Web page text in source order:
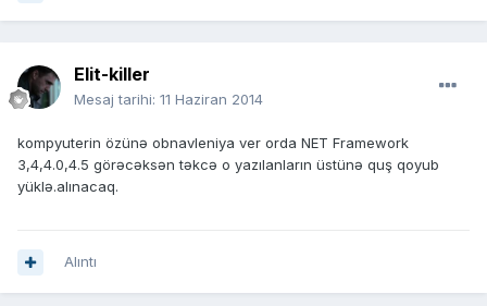
Elit-killer
Mesaj tarihi: 11 Haziran 2014
kompyuterin özünə obnavleniya ver orda NET Framework
3,4,4.0,4.5 görəcəksən təkcə o yazılanların üstünə quş qoyub
yüklə.alınacaq.
Alıntı